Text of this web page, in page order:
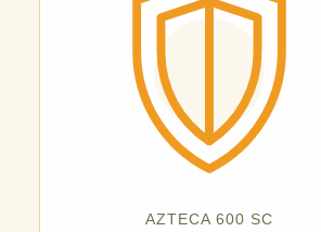
AZTECA 600 SC